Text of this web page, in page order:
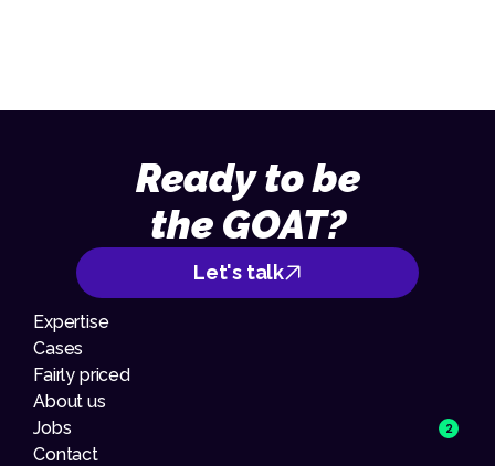
Ready to be
the GOAT?
Let's talk
Expertise
Cases
Fairly priced
About us
Jobs
2
Contact